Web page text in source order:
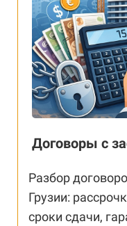
Договоры с
Разбор
Грузии:
сроки сдачи,